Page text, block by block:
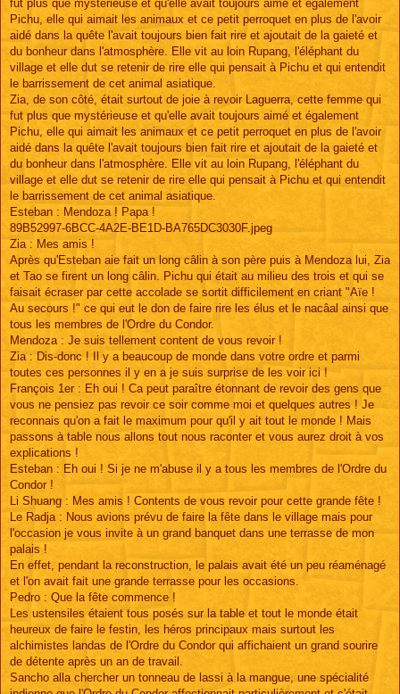
fut plus que mystérieuse et qu'elle avait toujours aimé et également
Pichu, elle qui aimait les animaux et ce petit perroquet en plus de l'avoir
aidé dans la quête l'avait toujours bien fait rire et ajoutait de la gaieté et
du bonheur dans l'atmosphère. Elle vit au loin Rupang, l'éléphant du
village et elle dut se retenir de rire elle qui pensait à Pichu et qui entendit
le barrissement de cet animal asiatique.
Zia, de son côté, était surtout de joie à revoir Laguerra, cette femme qui
fut plus que mystérieuse et qu'elle avait toujours aimé et également
Pichu, elle qui aimait les animaux et ce petit perroquet en plus de l'avoir
aidé dans la quête l'avait toujours bien fait rire et ajoutait de la gaieté et
du bonheur dans l'atmosphère. Elle vit au loin Rupang, l'éléphant du
village et elle dut se retenir de rire elle qui pensait à Pichu et qui entendit
le barrissement de cet animal asiatique.
Esteban : Mendoza ! Papa !
89B52997-6BCC-4A2E-BE1D-BA765DC3030F.jpeg
Zia : Mes amis !
Après qu'Esteban aie fait un long câlin à son père puis à Mendoza lui, Zia
et Tao se firent un long câlin. Pichu qui était au milieu des trois et qui se
faisait écraser par cette accolade se sortit difficilement en criant "Aïe !
Au secours !" ce qui eut le don de faire rire les élus et le nacâal ainsi que
tous les membres de l'Ordre du Condor.
Mendoza : Je suis tellement content de vous revoir !
Zia : Dis-donc ! Il y a beaucoup de monde dans votre ordre et parmi
toutes ces personnes il y en a je suis surprise de les voir ici !
François 1er : Eh oui ! Ca peut paraître étonnant de revoir des gens que
vous ne pensiez pas revoir ce soir comme moi et quelques autres ! Je
reconnais qu'on a fait le maximum pour qu'il y ait tout le monde ! Mais
passons à table nous allons tout nous raconter et vous aurez droit à vos
explications !
Esteban : Eh oui ! Si je ne m'abuse il y a tous les membres de l'Ordre du
Condor !
Li Shuang : Mes amis ! Contents de vous revoir pour cette grande fête !
Le Radja : Nous avions prévu de faire la fête dans le village mais pour
l'occasion je vous invite à un grand banquet dans une terrasse de mon
palais !
En effet, pendant la reconstruction, le palais avait été un peu réaménagé
et l'on avait fait une grande terrasse pour les occasions.
Pedro : Que la fête commence !
Les ustensiles étaient tous posés sur la table et tout le monde était
heureux de faire le festin, les héros principaux mais surtout les
alchimistes landas de l'Ordre du Condor qui affichaient un grand sourire
de détente après un an de travail.
Sancho alla chercher un tonneau de lassi à la mangue, une spécialité